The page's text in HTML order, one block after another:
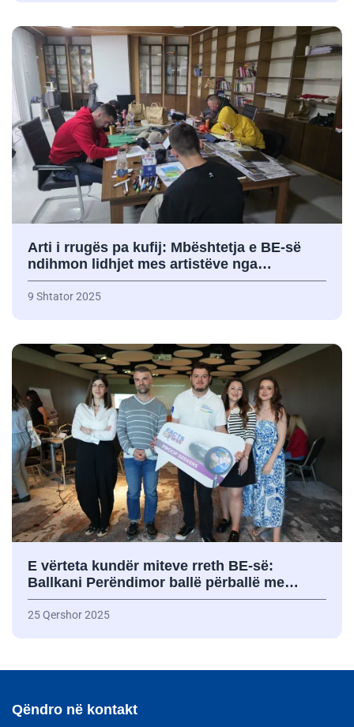
Arti i rrugës pa kufij: Mbështetja e BE-së
ndihmon lidhjet mes artistëve nga…
9 Shtator 2025
E vërteta kundër miteve rreth BE-së:
Ballkani Perëndimor ballë përballë me…
25 Qershor 2025
Qëndro në kontakt